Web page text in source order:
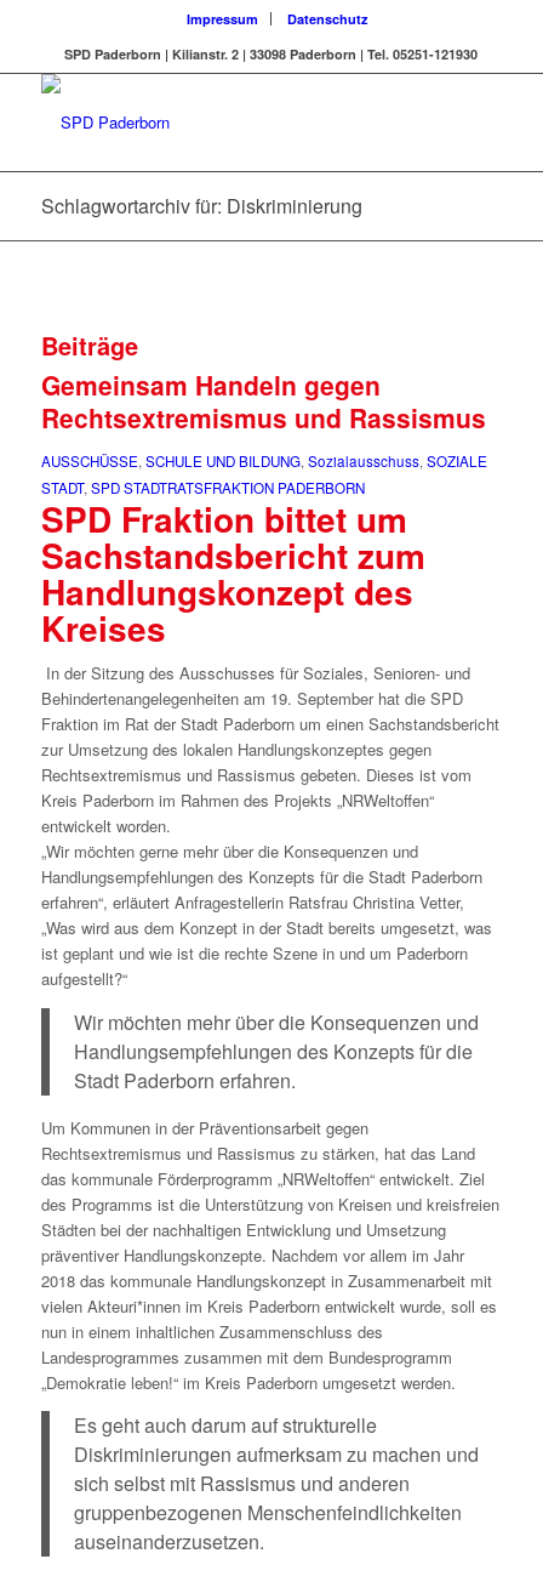
Impressum
Datenschutz
SPD Paderborn | Kilianstr. 2 | 33098 Paderborn | Tel. 05251-121930
Schlagwortarchiv für: Diskriminierung
Beiträge
Gemeinsam Handeln gegen
Rechtsextremismus und Rassismus
AUSSCHÜSSE, SCHULE UND BILDUNG, Sozialausschuss, SOZIALE
STADT, SPD STADTRATSFRAKTION PADERBORN
SPD Fraktion bittet um
Sachstandsbericht zum
Handlungskonzept des
Kreises
In der Sitzung des Ausschusses für Soziales, Senioren- und
Behindertenangelegenheiten am 19. September hat die SPD
Fraktion im Rat der Stadt Paderborn um einen Sachstandsbericht
zur Umsetzung des lokalen Handlungskonzeptes gegen
Rechtsextremismus und Rassismus gebeten. Dieses ist vom
Kreis Paderborn im Rahmen des Projekts „NRWeltoffen“
entwickelt worden.
„Wir möchten gerne mehr über die Konsequenzen und
Handlungsempfehlungen des Konzepts für die Stadt Paderborn
erfahren“, erläutert Anfragestellerin Ratsfrau Christina Vetter,
„Was wird aus dem Konzept in der Stadt bereits umgesetzt, was
ist geplant und wie ist die rechte Szene in und um Paderborn
aufgestellt?“
Wir möchten mehr über die Konsequenzen und
Handlungsempfehlungen des Konzepts für die
Stadt Paderborn erfahren.
Um Kommunen in der Präventionsarbeit gegen
Rechtsextremismus und Rassismus zu stärken, hat das Land
das kommunale Förderprogramm „NRWeltoffen“ entwickelt. Ziel
des Programms ist die Unterstützung von Kreisen und kreisfreien
Städten bei der nachhaltigen Entwicklung und Umsetzung
präventiver Handlungskonzepte. Nachdem vor allem im Jahr
2018 das kommunale Handlungskonzept in Zusammenarbeit mit
vielen Akteuri*innen im Kreis Paderborn entwickelt wurde, soll es
nun in einem inhaltlichen Zusammenschluss des
Landesprogrammes zusammen mit dem Bundesprogramm
„Demokratie leben!“ im Kreis Paderborn umgesetzt werden.
Es geht auch darum auf strukturelle
Diskriminierungen aufmerksam zu machen und
sich selbst mit Rassismus und anderen
gruppenbezogenen Menschenfeindlichkeiten
auseinanderzusetzen.